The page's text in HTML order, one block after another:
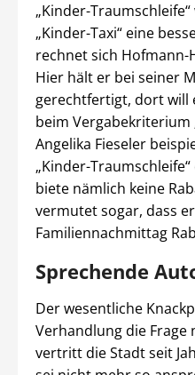
„Kinder-
„Kinder-Taxi“ eine
rechnet sich
Hier hält er bei seiner
gerechtfertigt, dort will
beim Vergabekriterium
Angelika Fieseler
„Kinder-
biete nämlich keine
vermutet sogar, dass
Familiennachmittag
Sprechende
Der wesentliche
Verhandlung die
vertritt die Stadt seit